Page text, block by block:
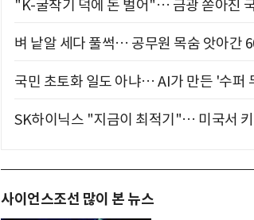
"K-굴착기 덕에 돈 벌어"… 금광 쏟아진
벼 낱알 세다 풀썩… 공무원 목숨 앗아간
국민 초토화 일도 아냐… AI가 만든 '수퍼
SK하이닉스 "지금이 최적기"… 미국서
사이언스조선 많이 본 뉴스